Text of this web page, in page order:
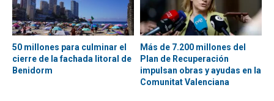
50 millones para culminar el
cierre de la fachada litoral de
Benidorm
Más de 7.200 millones del
Plan de Recuperación
impulsan obras y ayudas en la
Comunitat Valenciana